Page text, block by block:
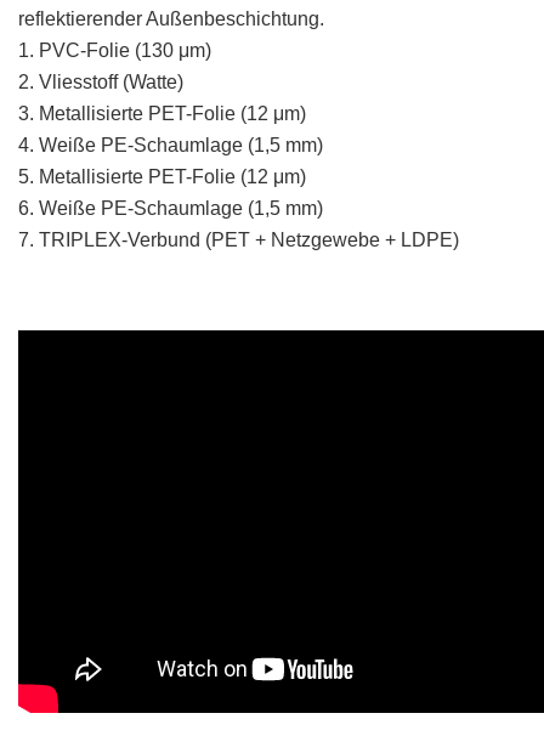
reflektierender Außenbeschichtung.
1. PVC-Folie (130 μm)
2. Vliesstoff (Watte)
3. Metallisierte PET-Folie (12 μm)
4. Weiße PE-Schaumlage (1,5 mm)
5. Metallisierte PET-Folie (12 μm)
6. Weiße PE-Schaumlage (1,5 mm)
7. TRIPLEX-Verbund (PET + Netzgewebe + LDPE)